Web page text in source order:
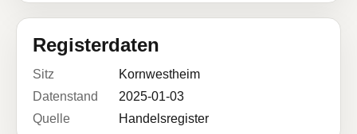
Registerdaten
Sitz
Kornwestheim
Datenstand
2025-01-03
Quelle
Handelsregister